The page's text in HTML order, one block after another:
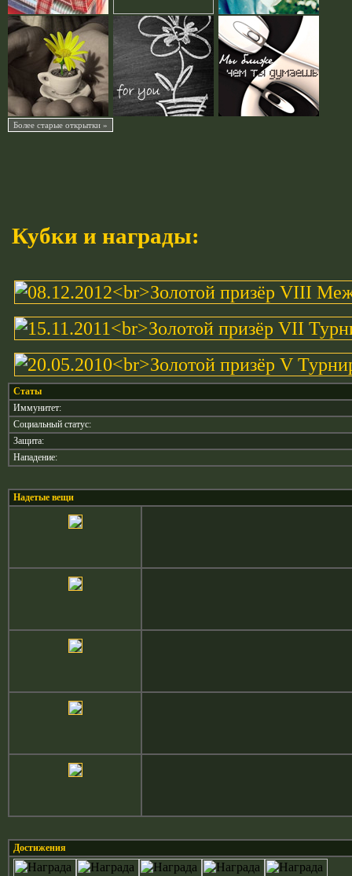
Кубки и награды:
Статы
Иммунитет:
Социальный статус:
Защита:
Нападение:
Надетые вещи
Достижения